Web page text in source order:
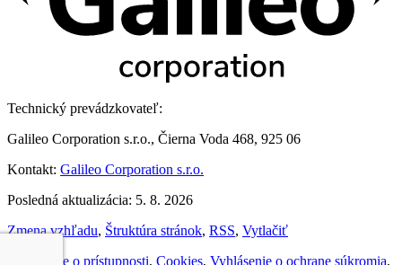
Technický prevádzkovateľ:
Galileo Corporation s.r.o., Čierna Voda 468, 925 06
Kontakt: Galileo Corporation s.r.o.
Posledná aktualizácia: 5. 8. 2026
Zmena vzhľadu, Štruktúra stránok, RSS, Vytlačiť
Vyhlásenie o prístupnosti, Cookies, Vyhlásenie o ochrane súkromia,